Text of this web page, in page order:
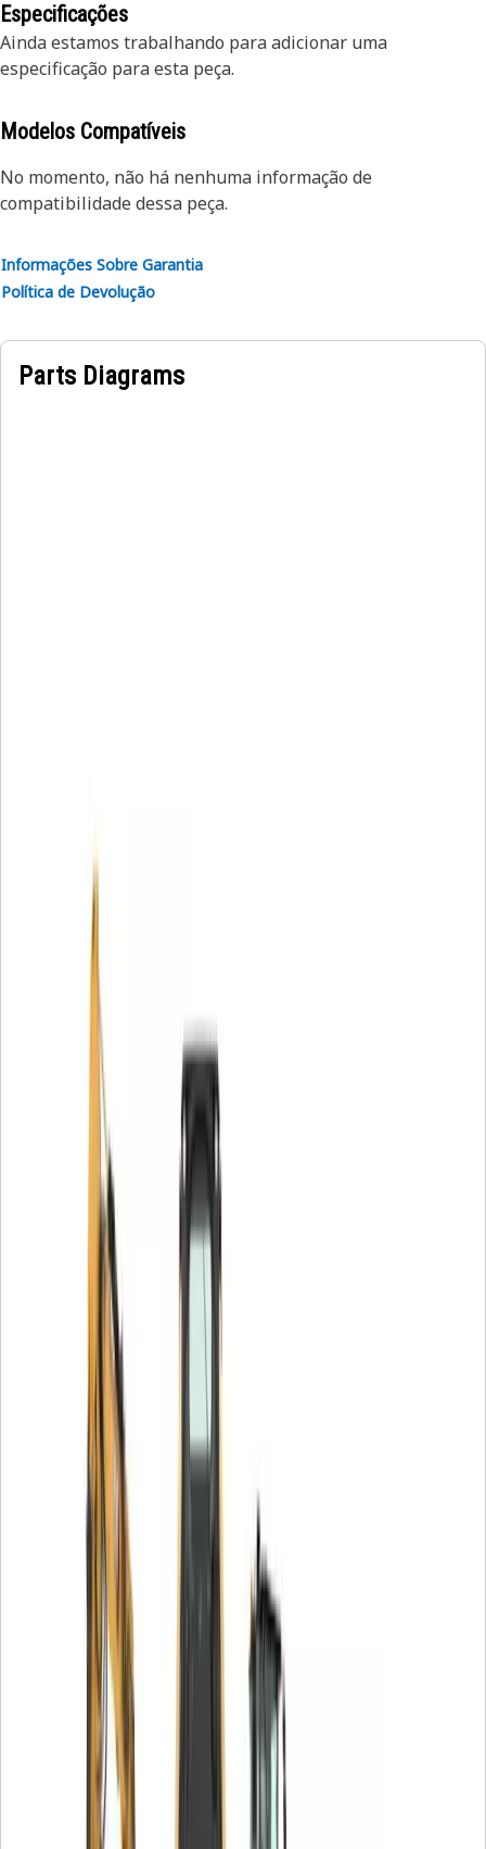
Especificações
Ainda estamos trabalhando para adicionar uma
especificação para esta peça.
Modelos Compatíveis
No momento, não há nenhuma informação de
compatibilidade dessa peça.
Informações Sobre Garantia
Política de Devolução
Parts Diagrams